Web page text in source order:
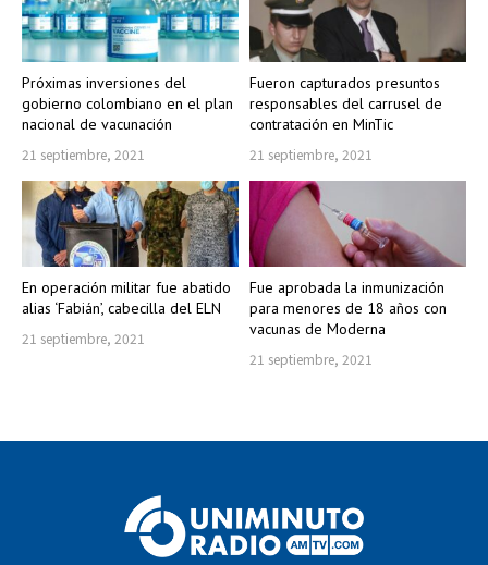
Próximas inversiones del
gobierno colombiano en el plan
nacional de vacunación
21 septiembre, 2021
Fueron capturados presuntos
responsables del carrusel de
contratación en MinTic
21 septiembre, 2021
En operación militar fue abatido
alias ‘Fabián’, cabecilla del ELN
21 septiembre, 2021
Fue aprobada la inmunización
para menores de 18 años con
vacunas de Moderna
21 septiembre, 2021